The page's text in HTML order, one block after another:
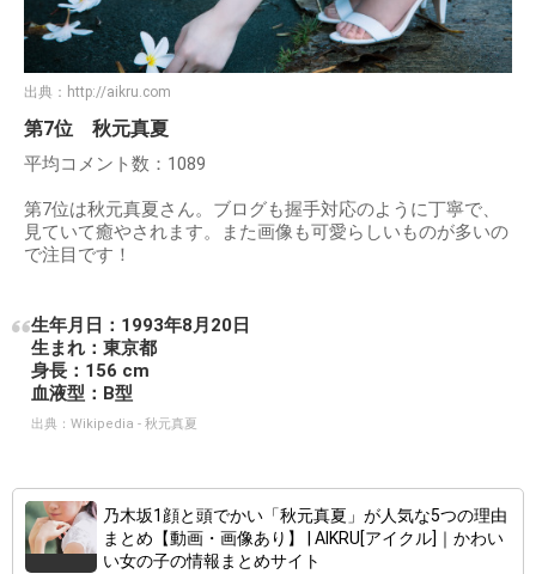
出典： http://aikru.com
第7位 秋元真夏
平均コメント数：1089
第7位は秋元真夏さん。ブログも握手対応のように丁寧で、
見ていて癒やされます。また画像も可愛らしいものが多いの
で注目です！
生年月日：1993年8月20日
生まれ：東京都
身長：156 cm
血液型：B型
出典： Wikipedia - 秋元真夏
乃木坂1顔と頭でかい「秋元真夏」が人気な5つの理由
まとめ【動画・画像あり】 | AIKRU[アイクル]｜かわい
い女の子の情報まとめサイト